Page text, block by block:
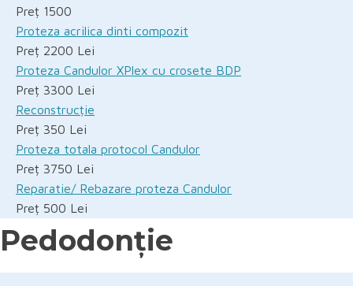
Preț 1500
Proteza acrilica dinti compozit
Preț 2200 Lei
Proteza Candulor XPlex cu crosete BDP
Preț 3300 Lei
Reconstrucție
Preț 350 Lei
Proteza totala protocol Candulor
Preț 3750 Lei
Reparatie/ Rebazare proteza Candulor
Preț 500 Lei
Pedodonție